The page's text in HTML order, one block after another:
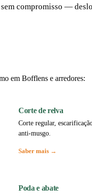
compromisso —
em Bofflens e arredores:
Corte de relva
Corte regular,
anti-musgo.
Saber mais →
Poda e abate